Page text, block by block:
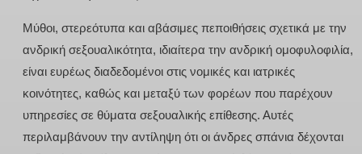
Μύθοι, στερεότυπα και αβάσιμες πεποιθήσεις σχετικά με την
ανδρική σεξουαλικότητα, ιδιαίτερα την ανδρική ομοφυλοφιλία,
είναι ευρέως διαδεδομένοι στις νομικές και ιατρικές
κοινότητες, καθώς και μεταξύ των φορέων που παρέχουν
υπηρεσίες σε θύματα σεξουαλικής επίθεσης. Αυτές
περιλαμβάνουν την αντίληψη ότι οι άνδρες σπάνια δέχονται